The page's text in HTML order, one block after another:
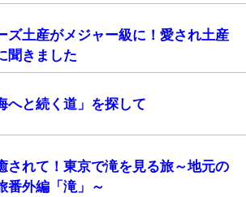
ズ土産がメジャー級に！愛され土産
聞きました
へと続く道」を探して
されて！東京で滝を見る旅～地元の
番外編「滝」～